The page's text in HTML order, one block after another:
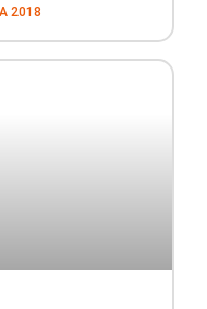
2018